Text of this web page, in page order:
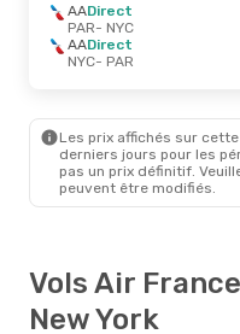
AADirect
PAR- NYC
AADirect
NYC- PAR
Les prix affichés sur
derniers jours pour les
pas un prix définitif.
peuvent être modifiés.
Vols Air
New York